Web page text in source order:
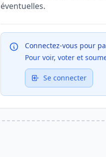
éventuelles.
Connectez-vous pour
Pour voir, voter et
Se connecter